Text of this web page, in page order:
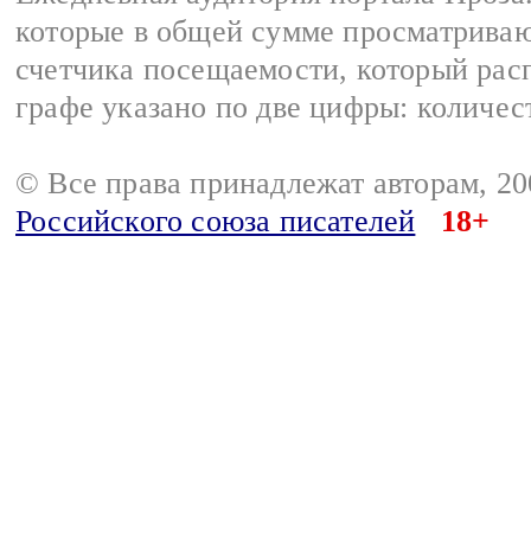
которые в общей сумме
счетчика посещаемости, который
графе указано по две цифры:
© Все права принадлежат авторам,
Российского союза писателей
18+